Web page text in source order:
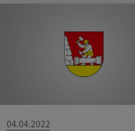
04.04.2022